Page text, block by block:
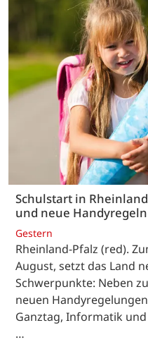
Schulstart in
und neue Handyregeln
Gestern
Rheinland-Pfalz (red).
August, setzt das Land
Schwerpunkte: Neben
neuen
Ganztag, Informatik
…